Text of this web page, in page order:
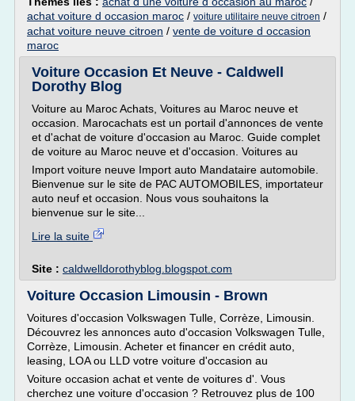
achat voiture d occasion maroc / voiture utilitaire neuve citroen /
achat voiture neuve citroen / vente de voiture d occasion
maroc
Voiture Occasion Et Neuve - Caldwell
Dorothy Blog
Voiture au Maroc Achats, Voitures au Maroc neuve et
occasion. Marocachats est un portail d'annonces de vente
et d'achat de voiture d'occasion au Maroc. Guide complet
de voiture au Maroc neuve et d'occasion. Voitures au
Import voiture neuve Import auto Mandataire automobile.
Bienvenue sur le site de PAC AUTOMOBILES, importateur
auto neuf et occasion. Nous vous souhaitons la
bienvenue sur le site...
Lire la suite
Site : caldwelldorothyblog.blogspot.com
Voiture Occasion Limousin - Brown
Voitures d'occasion Volkswagen Tulle, Corrèze, Limousin.
Découvrez les annonces auto d'occasion Volkswagen Tulle,
Corrèze, Limousin. Acheter et financer en crédit auto,
leasing, LOA ou LLD votre voiture d'occasion au
Voiture occasion achat et vente de voitures d'. Vous
cherchez une voiture d'occasion ? Retrouvez plus de 100